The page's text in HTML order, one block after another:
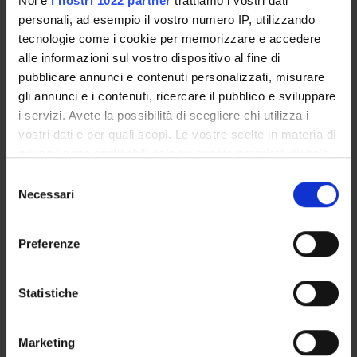
personali, ad esempio il vostro numero IP, utilizzando
tecnologie come i cookie per memorizzare e accedere
alle informazioni sul vostro dispositivo al fine di
pubblicare annunci e contenuti personalizzati, misurare
gli annunci e i contenuti, ricercare il pubblico e sviluppare
i servizi. Avete la possibilità di scegliere chi utilizza i
vostri dati e per quali scopi. Le vostre scelte in materia di
modificare o revocare il proprio consenso in qualsiasi
momento dalla Dichiarazione sui cookie o facendo clic
raccogliere informazioni sulla tua posizione
geografica, con un'approssimazione di qualche
Identificare il tuo dispositivo, scansionandolo
delNecessari
Preferenze
Statistiche
Marketing
Referente
Andrea Mazzon
Referente esterno
Data pubblicazione
21 ottobre 2024
DOTTORATI, MASTER E FORMAZIONE SUPERIORE
Contatti
Luoghi